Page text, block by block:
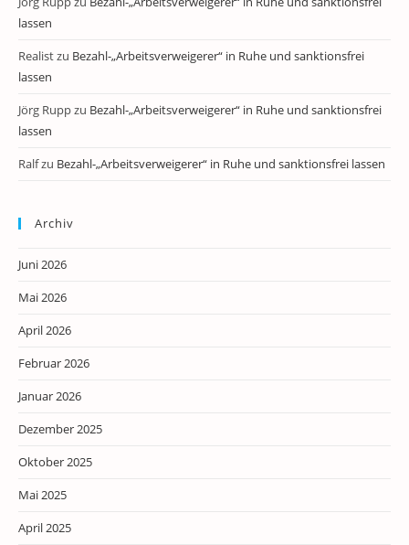
lassen
Realistzu Bezahl-„Arbeitsverweigerer“ in Ruhe und sanktionsfrei
lassen
Jörg Ruppzu Bezahl-„Arbeitsverweigerer“ in Ruhe und sanktionsfrei
lassen
Ralfzu Bezahl-„Arbeitsverweigerer“ in Ruhe und sanktionsfrei lassen
Archiv
Juni 2026
Mai 2026
April 2026
Februar 2026
Januar 2026
Dezember 2025
Oktober 2025
Mai 2025
April 2025